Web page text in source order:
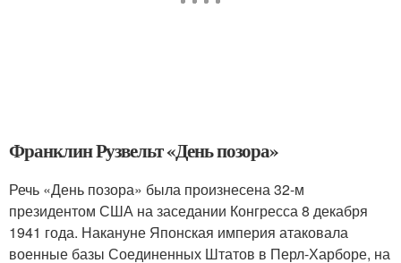
Франклин Рузвельт «День позора»
Речь «День позора» была произнесена 32-м
президентом США на заседании Конгресса 8 декабря
1941 года. Накануне Японская империя атаковала
военные базы Соединенных Штатов в Перл-Харборе, на